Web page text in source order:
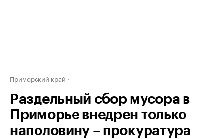
Приморский край
Раздельный сбор мусора в
Приморье внедрен только
наполовину – прокуратура